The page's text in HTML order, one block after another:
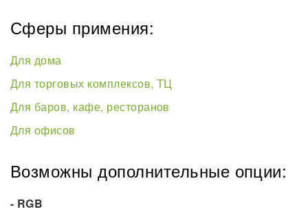
Сферы примения:
Для дома
Для торговых комплексов, ТЦ
Для баров, кафе, ресторанов
Для офисов
Возможны дополнительные опции:
- RGB